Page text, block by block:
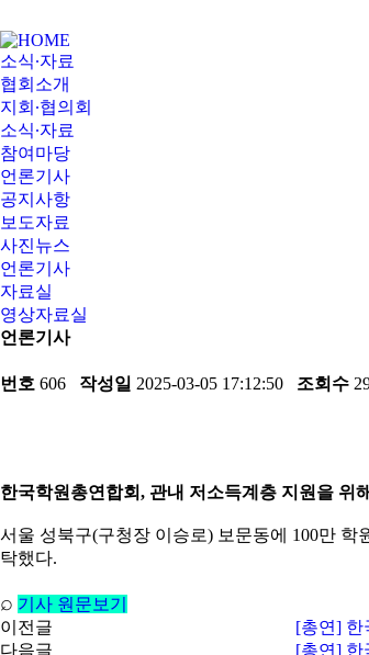
소식∙자료
협회소개
지회∙협의회
소식∙자료
참여마당
언론기사
공지사항
보도자료
사진뉴스
언론기사
자료실
영상자료실
언론기사
번호 606 작성일 2025-03-05 17:12:50 조회수
한국학원총연합회, 관내 저소득계층 지원을 위
서울 성북구(구청장 이승로) 보문동에 100만 학
탁했다.
⌕ 기사 원문보기
이전글
[총연] 한
다음글
[총연] 한